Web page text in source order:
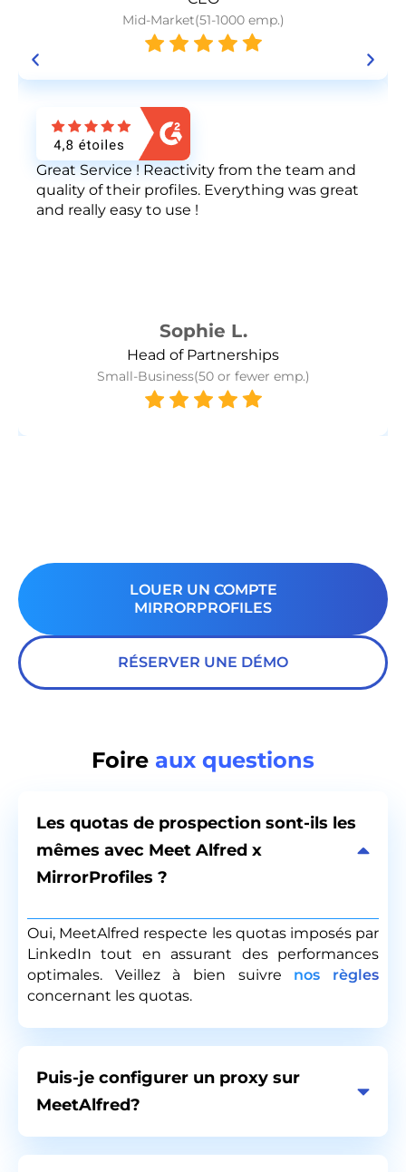
Mid-Market(51-1000 emp.)
Great Service ! Reactivity from the team and
quality of their profiles. Everything was great
and really easy to use !
Sophie L.
Head of Partnerships
Small-Business(50 or fewer emp.)
LOUER UN COMPTE
MIRRORPROFILES
RÉSERVER UNE DÉMO
Foire aux questions
Les quotas de prospection sont-ils les
mêmes avec Meet Alfred x
MirrorProfiles ?
Oui, MeetAlfred respecte les quotas imposés par
LinkedIn tout en assurant des performances
optimales. Veillez à bien suivre nos règles
concernant les quotas.
Puis-je configurer un proxy sur
MeetAlfred?